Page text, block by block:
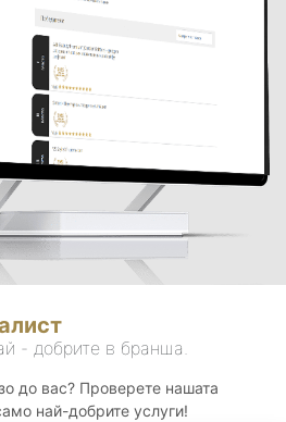
- добрите в бранша.
до вас? Проверете нашата
най-добрите услуги!